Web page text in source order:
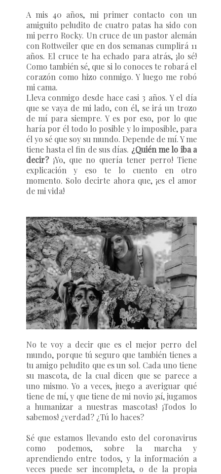
A mis 40 años, mi primer contacto con un
amiguito peludito de cuatro patas ha sido con
mi perro Rocky. Un cruce de un pastor alemán
con Rottweiler que en dos semanas cumplirá 11
años. El cruce te ha echado para atrás, ¡lo sé!
Como también sé, que si lo conoces te robará el
corazón como hizo conmigo. Y luego me robó
mi cama.
Lleva conmigo desde hace casi 3 años. Y el día
que se vaya de mi lado, con él, se irá un trozo
de mí para siempre. Y es por eso, por lo que
haría por él todo lo posible y lo imposible, para
él yo sé que soy su mundo. Depende de mí. Y me
tiene hasta el fin de sus días. ¿Quién me lo iba a
decir? ¡Yo, que no quería tener perro! Tiene
explicación y eso te lo cuento en otro
momento. Solo decirte ahora que, ¡es el amor
de mi vida!
No te voy a decir que es el mejor perro del
mundo, porque tú seguro que también tienes a
tu amigo peludito que es un sol. Cada uno tiene
su mascota, de la cual dicen que se parece a
uno mismo. Yo a veces, juego a averiguar qué
tiene de mí, y que tiene de mi novio ¡sí, jugamos
a humanizar a nuestras mascotas! ¡Todos lo
sabemos! ¿verdad? ¿Tú lo haces?
Sé que estamos llevando esto del coronavirus
como podemos, sobre la marcha y
aprendiendo entre todos, y la información a
veces puede ser incompleta, o de la propia